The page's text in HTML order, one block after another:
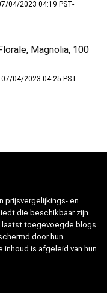
04/2023 04:19 PST-
Magnolia, 100
04/2023 04:25 PST-
prijsvergelijkings- en
die beschikbaar zijn
toegevoegde blogs.
door hun
is afgeleid van hun